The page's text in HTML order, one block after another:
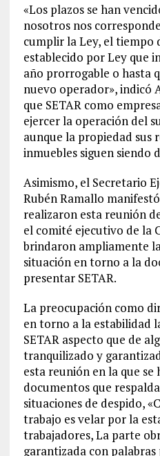
«Los plazos se han
nosotros nos
cumplir la Ley, el tiempo
establecido por Ley que
año prorrogable o hasta
nuevo operador», indicó
que SETAR como
ejercer la operación del
aunque la propiedad sus
inmuebles siguen siendo
Asimismo, el Secretario
Rubén Ramallo
realizaron esta reunión
el comité ejecutivo de la
brindaron ampliamente
situación en torno a la
presentar SETAR.
La preocupación como
en torno a la estabilidad
SETAR aspecto que de
tranquilizado y
esta reunión en la que
documentos que
situaciones de despido,
trabajo es velar por la
trabajadores, La parte
garantizada con